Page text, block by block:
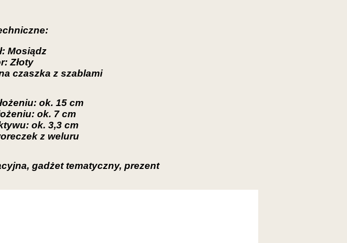
Mosiądz
Złoty
czaszka z szablami
ok. 15 cm
ok. 7 cm
ok. 3,3 cm
z weluru
gadżet tematyczny, prezent